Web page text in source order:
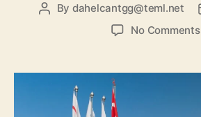
By dahelcantgg@teml.net
No Comments